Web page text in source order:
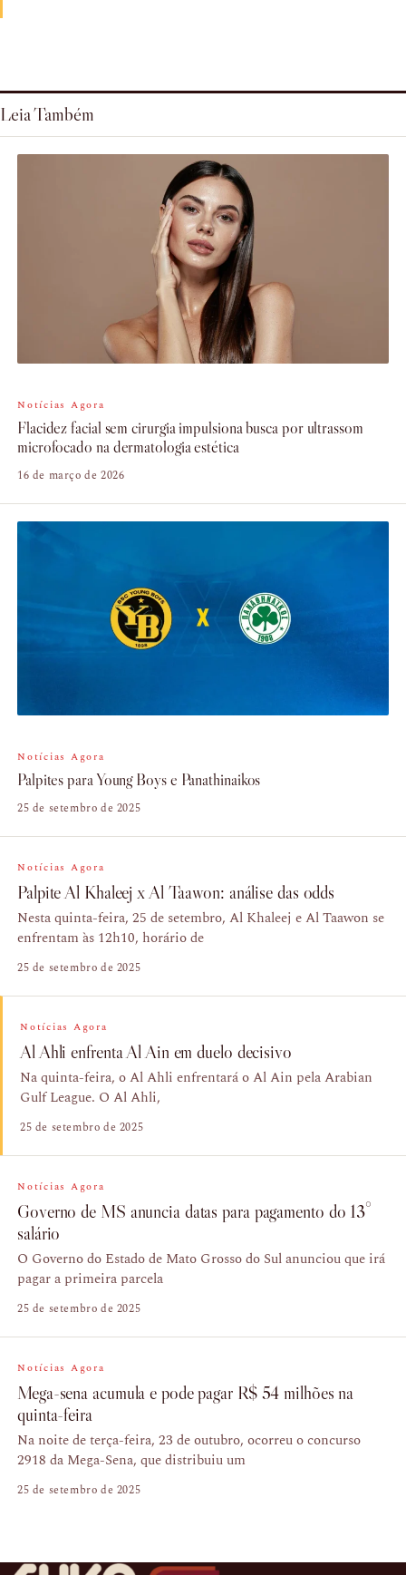
Leia Também
Notícias Agora
Flacidez facial sem cirurgia impulsiona busca por ultrassom
microfocado na dermatologia estética
16 de março de 2026
Notícias Agora
Palpites para Young Boys e Panathinaikos
25 de setembro de 2025
Notícias Agora
Palpite Al Khaleej x Al Taawon: análise das odds
Nesta quinta-feira, 25 de setembro, Al Khaleej e Al Taawon se
enfrentam às 12h10, horário de
25 de setembro de 2025
Notícias Agora
Al Ahli enfrenta Al Ain em duelo decisivo
Na quinta-feira, o Al Ahli enfrentará o Al Ain pela Arabian
Gulf League. O Al Ahli,
25 de setembro de 2025
Notícias Agora
Governo de MS anuncia datas para pagamento do 13°
salário
O Governo do Estado de Mato Grosso do Sul anunciou que irá
pagar a primeira parcela
25 de setembro de 2025
Notícias Agora
Mega-sena acumula e pode pagar R$ 54 milhões na
quinta-feira
Na noite de terça-feira, 23 de outubro, ocorreu o concurso
2918 da Mega-Sena, que distribuiu um
25 de setembro de 2025